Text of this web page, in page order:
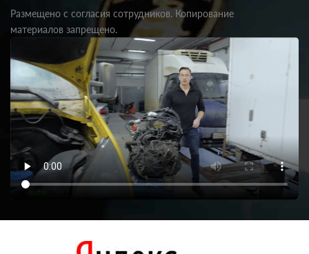
Размещено с согласия сотрудников. Копирование
материалов запрещено.